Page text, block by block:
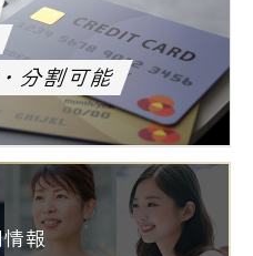
分割可能
報